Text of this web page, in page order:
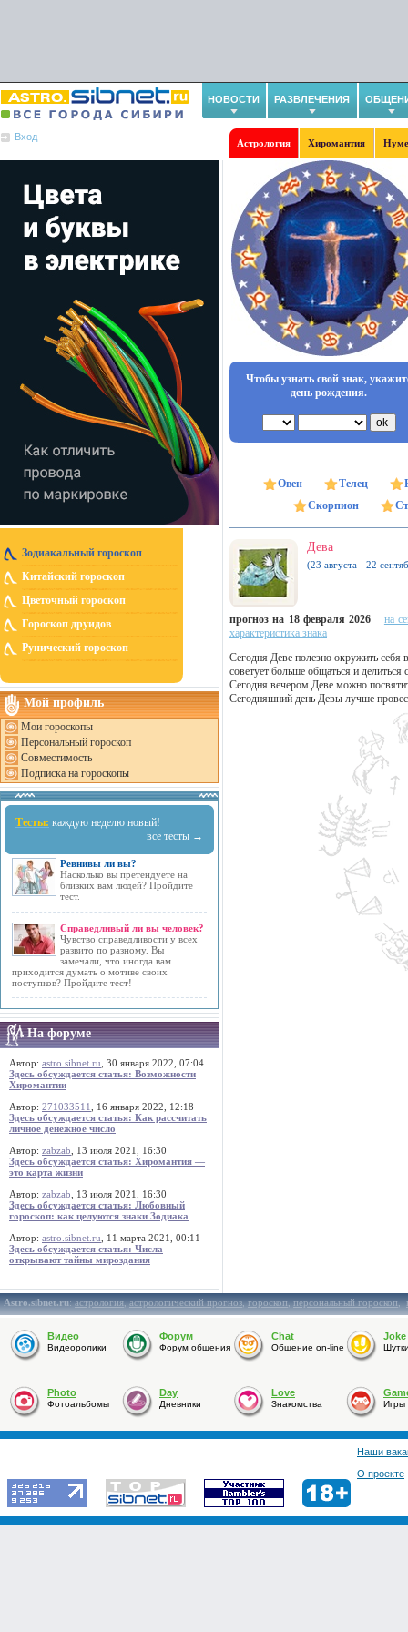
НОВОСТИ РАЗВЛЕЧЕНИЯ
Вход
Астрология Хиромантия
Зодиакальный гороскоп
Китайский гороскоп
Цветочный гороскоп
Гороскоп друидов
Рунический гороскоп
Мой профиль
Мои гороскопы
Персональный гороскоп
Совместимость
Подписка на гороскопы
Тесты: каждую неделю новый!
все тесты →
Ревнивы ли вы?
Насколько вы претендуете на
близких вам людей? Пройдите
тест.
Справедливый ли вы человек?
Чувство справедливости у всех
развито по разному. Вы
замечали, что иногда вам
приходится думать о мотиве своих
поступков? Пройдите тест!
На форуме
Автор: astro.sibnet.ru , 30 января 2022, 07:04
Здесь обсуждается статья: Возможности
Хиромантии
Автор: 271033511
, 16 января 2022, 12:18
Здесь обсуждается статья: Как рассчитать
личное денежное число
Автор: zabzab , 13 июля 2021, 16:30
Здесь обсуждается статья: Хиромантия —
это карта жизни
Автор: zabzab , 13 июля 2021, 16:30
Здесь обсуждается статья: Любовный
гороскоп: как целуются знаки Зодиака
Автор: astro.sibnet.ru , 11 марта 2021, 00:11
Здесь обсуждается статья: Числа
открывают тайны мироздания
Чтобы узнать свой знак,
день рождения.
Овен Телец
Скорпион
Дева
(23 августа - 22
прогноз на 18 февраля 2026
на
характеристика знака
Сегодня Деве полезно окружить
советует больше общаться и
Сегодня вечером Деве можно
Сегодняшний день Девы лучше
Astro.sibnet.ru:астрология,астрологический прогноз,гороскоп,персональный гороскоп,
Видео
Видеоролики
Форум
Форум общения
Chat
Общение on-line
Joke
Photo
Фотоальбомы
Day
Дневники
Love
Знакомства Игры
Наши
О проекте